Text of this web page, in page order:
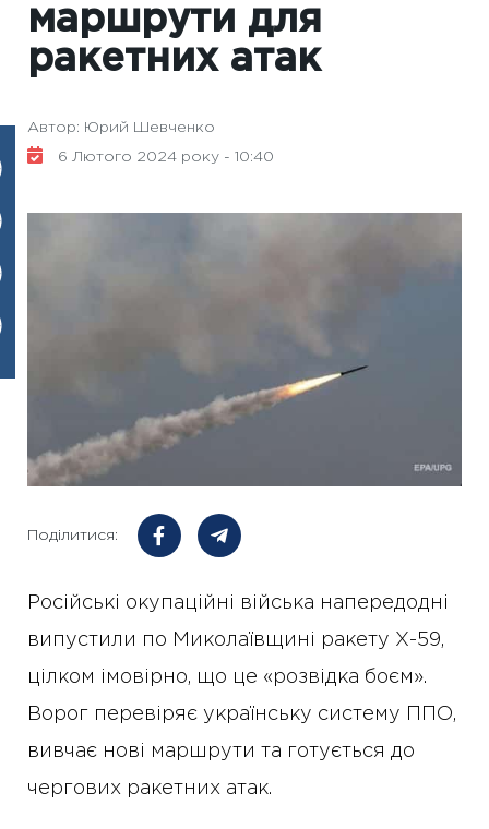
маршрути для
ракетних атак
Автор: Юрий Шевченко
6 Лютого 2024 року - 10:40
Поділитися:
Російські окупаційні війська напередодні
випустили по Миколаївщині ракету Х-59,
цілком імовірно, що це «розвідка боєм».
Ворог перевіряє українську систему ППО,
вивчає нові маршрути та готується до
чергових ракетних атак.